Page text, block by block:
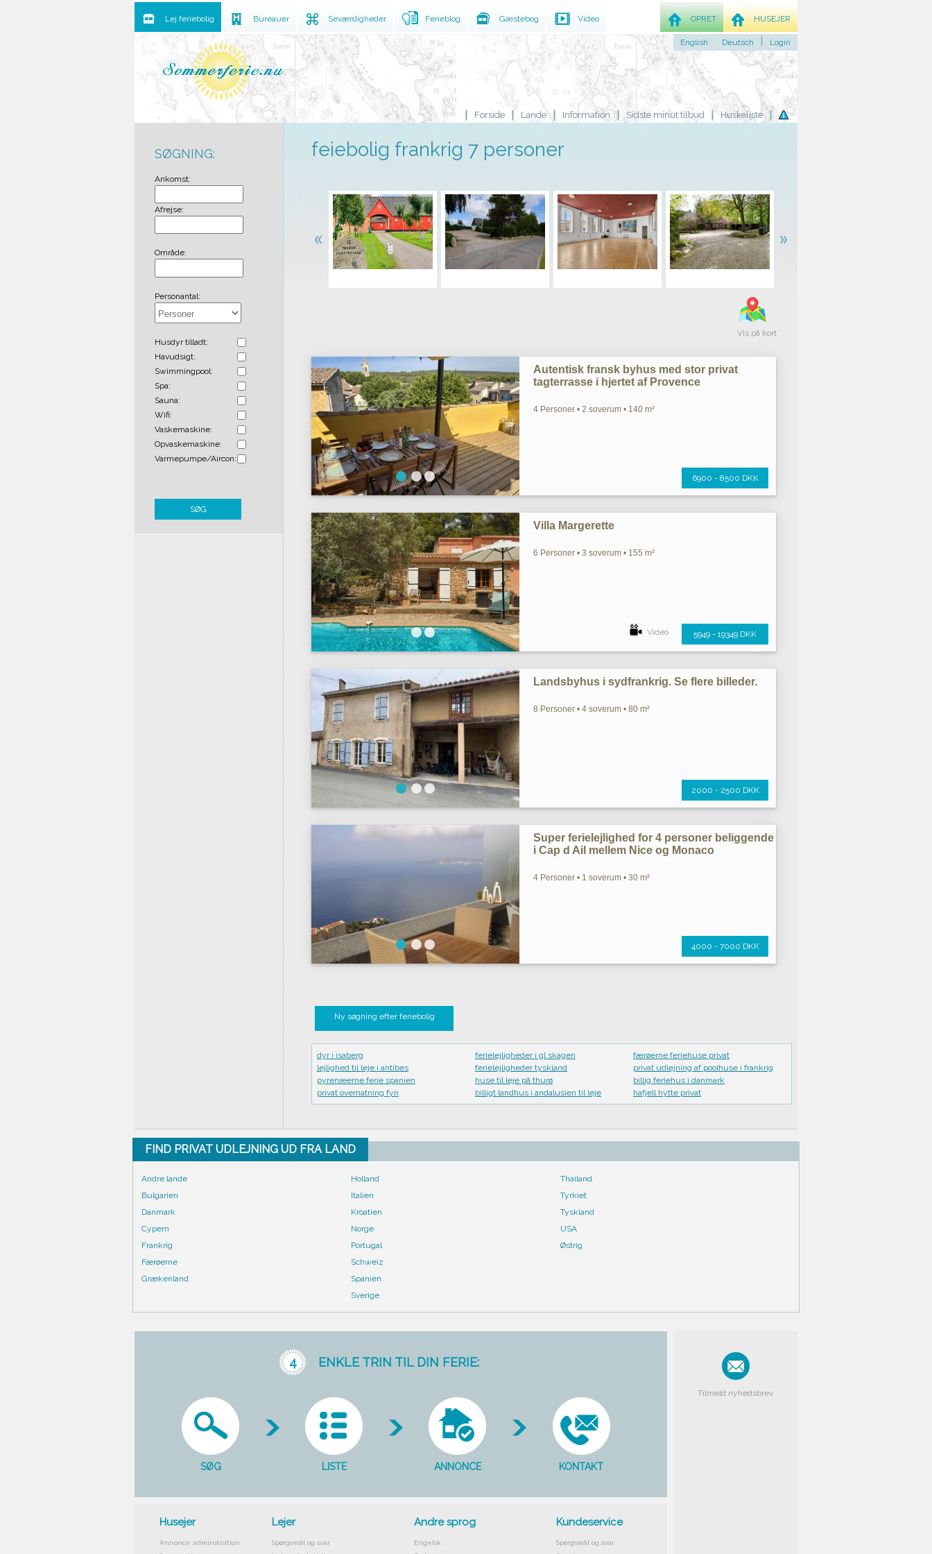
Forside Lande Information Sidste minut tilbud Huskeliste
feiebolig frankrig 7 personer
Vis på kort
Autentisk fransk byhus med stor privat
tagterrasse i hjertet af Provence
4 Personer • 2 soverum • 140 m²
6900 - 8500 DKK
Villa Margerette
6 Personer • 3 soverum • 155 m²
Video 5949 - 19349 DKK
Landsbyhus i sydfrankrig. Se flere billeder.
8 Personer • 4 soverum • 80 m²
2000 - 2500 DKK
Super ferielejlighed for 4 personer beliggende
i Cap d Ail mellem Nice og Monaco
4 Personer • 1 soverum • 30 m²
4000 - 7000 DKK
Ny søgning efter feriebolig
dyr i isaberg
lejlighed til leje i antibes
pyrenæerne ferie spanien
privat overnatning fyn
ferielejligheder i gl skagen
ferielejligheder tyskland
huse til leje på thurø
billigt landhus i andalusien til leje
færøerne feriehuse privat
privat udlejning af poolhuse i frankrig
billig feriehus i danmark
hafjell hytte privat
SØGNING:
Ankomst:
Afrejse:
Område:
Personantal:
Husdyr tilladt:
Havudsigt:
Swimmingpool:
Spa:
Sauna:
Wifi:
Vaskemaskine:
Opvaskemaskine:
Varmepumpe/Aircon:
SØG
FIND PRIVAT UDLEJNING UD FRA LAND
Andre lande
Bulgarien
Danmark
Cypern
Frankrig
Færøerne
Grækenland
Holland
Italien
Kroatien
Norge
Portugal
Schweiz
Spanien
Sverige
Thailand
Tyrkiet
Tyskland
USA
Østrig
4 ENKLE TRIN TIL DIN FERIE:
SØG LISTE ANNONCE KONTAKT
Husejer
Annonce adminstration
Lejer
Spørgsmål og svar
Andre sprog
Engelsk
Kundeservice
Spørgsmål og svar
Tilmeld nyhedsbrev
Lej feriebolig Bureauer Seværdigheder Ferieblog Gæstebog Video HUSEJER
OPRET
English Deutsch Login